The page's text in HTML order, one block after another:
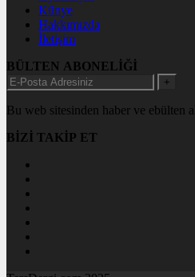
Künye
Hakkımızda
İletişim
BÜLTEN ABONELİĞİ
+
Bu web sitesinden haber ve ebülten
BİZİ TAKİP ET